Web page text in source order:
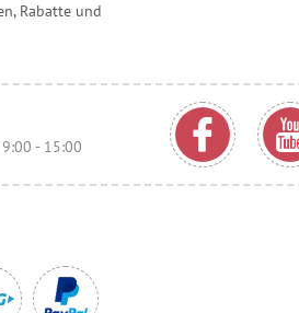
Rabatte und
- 15:00